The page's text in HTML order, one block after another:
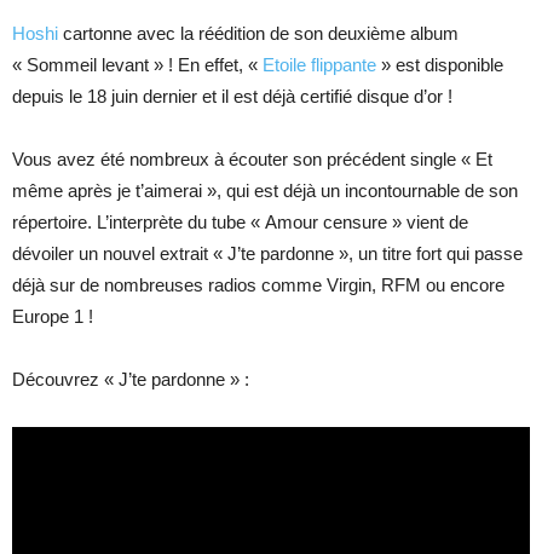
Hoshi cartonne avec la réédition de son deuxième album
« Sommeil levant » ! En effet, « Etoile flippante » est disponible
depuis le 18 juin dernier et il est déjà certifié disque d’or !
Vous avez été nombreux à écouter son précédent single « Et
même après je t’aimerai », qui est déjà un incontournable de son
répertoire. L’interprète du tube « Amour censure » vient de
dévoiler un nouvel extrait « J’te pardonne », un titre fort qui passe
déjà sur de nombreuses radios comme Virgin, RFM ou encore
Europe 1 !
Découvrez « J’te pardonne » :